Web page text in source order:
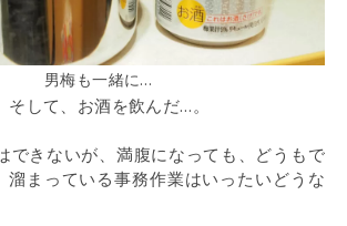
男梅も一緒に…
そして、お酒を飲んだ…。
できないが、満腹になっても、どうもで
溜まっている事務作業はいったいどうな